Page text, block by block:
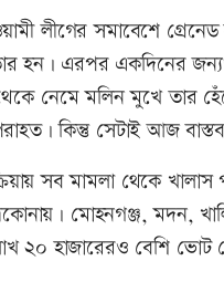
লীগের সমাবেশে গ্রেনেড
হন। এরপর একদিনের
নেমে মলিন মুখে তার
কিন্তু সেটাই আজ
সব মামলা থেকে
মোহনগঞ্জ, মদন,
২০ হাজারেরও বেশি ভোট